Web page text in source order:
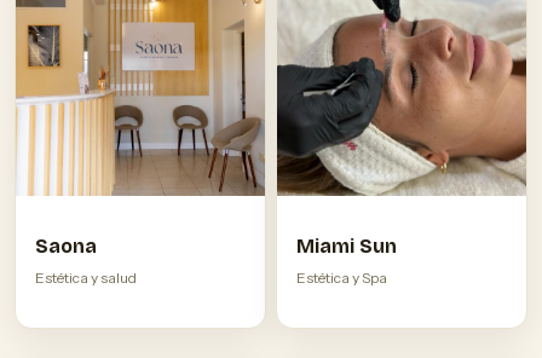
Saona
Estética y salud
Miami Sun
Estética y Spa